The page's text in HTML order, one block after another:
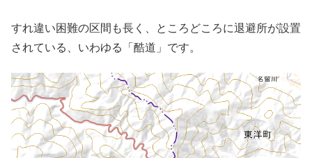
すれ違い困難の区間も長く、ところどころに退避所が設置
されている、いわゆる「酷道」です。